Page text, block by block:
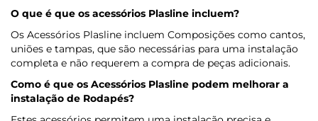
O que é que os acessórios Plasline incluem?
Os Acessórios Plasline incluem Composições como cantos,
uniões e tampas, que são necessárias para uma instalação
completa e não requerem a compra de peças adicionais.
Como é que os Acessórios Plasline podem melhorar a
instalação de Rodapés?